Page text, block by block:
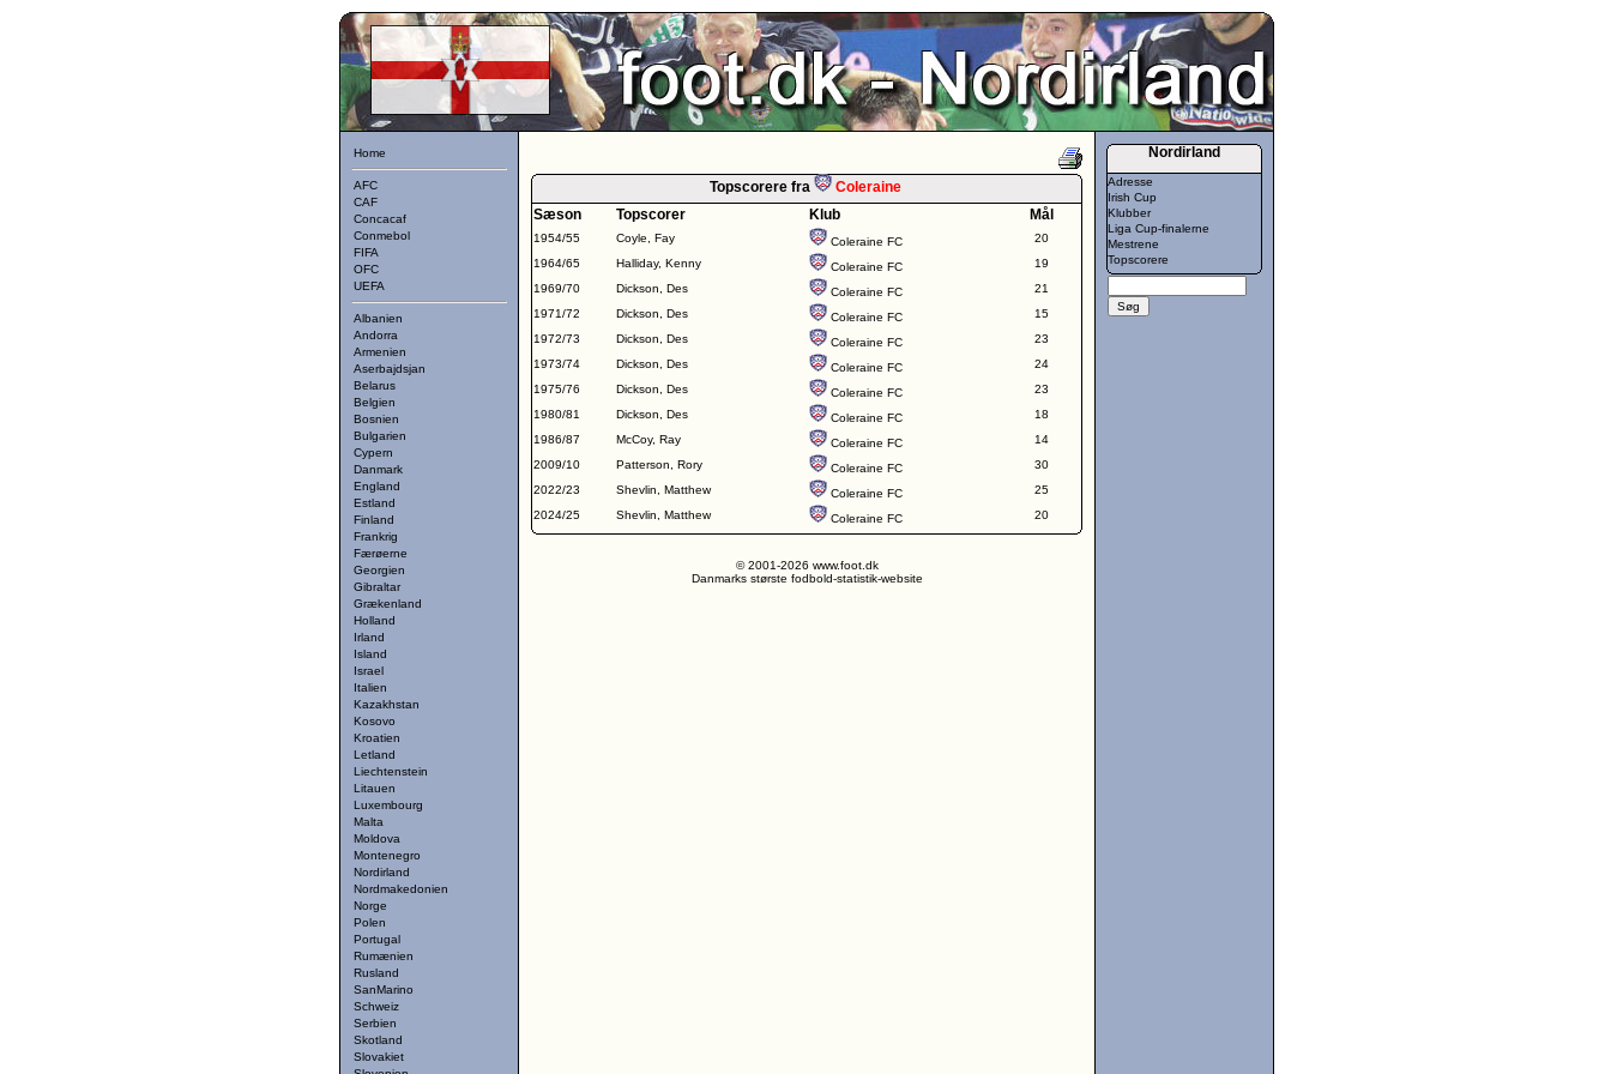
Home
AFC
CAF
Concacaf
Conmebol
FIFA
OFC
UEFA
Albanien
Andorra
Armenien
Aserbajdsjan
Belarus
Belgien
Bosnien
Bulgarien
Cypern
Danmark
England
Estland
Finland
Frankrig
Færøerne
Georgien
Gibraltar
Grækenland
Holland
Irland
Island
Israel
Italien
Kazakhstan
Kosovo
Kroatien
Letland
Liechtenstein
Litauen
Luxembourg
Malta
Moldova
Montenegro
Nordirland
Nordmakedonien
Norge
Polen
Portugal
Rumænien
Rusland
SanMarino
Schweiz
Serbien
Skotland
Slovakiet
Topscorere fra
Coleraine
Sæson
Topscorer Klub Mål
1954/55 Coyle, Fay Coleraine FC
20
1964/65
Halliday, Kenny Coleraine FC
19
1969/70
Dickson, Des Coleraine FC
21
1971/72
Dickson, Des Coleraine FC
15
1972/73
Dickson, Des Coleraine FC
23
1973/74
Dickson, Des Coleraine FC
24
1975/76
Dickson, Des Coleraine FC
23
1980/81
Dickson, Des Coleraine FC
18
1986/87
McCoy, Ray Coleraine FC
14
2009/10
Patterson, Rory Coleraine FC
30
2022/23
Shevlin, Matthew Coleraine FC
25
2024/25
Shevlin, Matthew Coleraine FC 20
© 2001-2026 www.foot.dk
Danmarks største fodbold-statistik-website
Nordirland
Adresse
Irish Cup
Klubber
Liga Cup-finalerne
Mestrene
Topscorere